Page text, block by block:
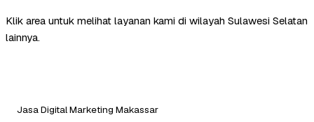
Klik area untuk melihat layanan kami di wilayah Sulawesi Selatan
lainnya.
Jasa Digital Marketing Makassar